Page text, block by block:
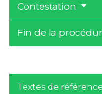
Contestation
Fin de la
Textes de référence